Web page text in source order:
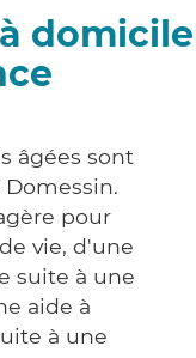
domicile
âgées sont
Domessin.
pour
vie, d'une
suite à une
aide à
à une